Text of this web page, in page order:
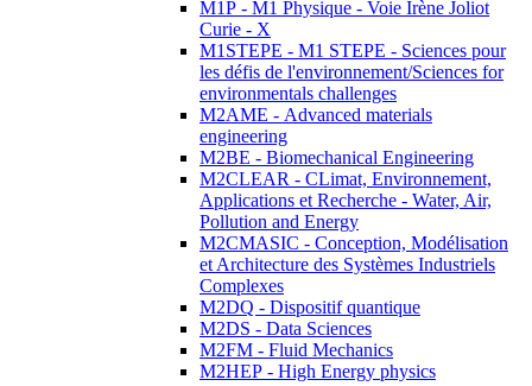
M1P - M1 Physique - Voie Irène Joliot
Curie - X
M1STEPE - M1 STEPE - Sciences pour
les défis de l'environnement/Sciences for
environmentals challenges
M2AME - Advanced materials
engineering
M2BE - Biomechanical Engineering
M2CLEAR - CLimat, Environnement,
Applications et Recherche - Water, Air,
Pollution and Energy
M2CMASIC - Conception, Modélisation
et Architecture des Systèmes Industriels
Complexes
M2DQ - Dispositif quantique
M2DS - Data Sciences
M2FM - Fluid Mechanics
M2HEP - High Energy physics